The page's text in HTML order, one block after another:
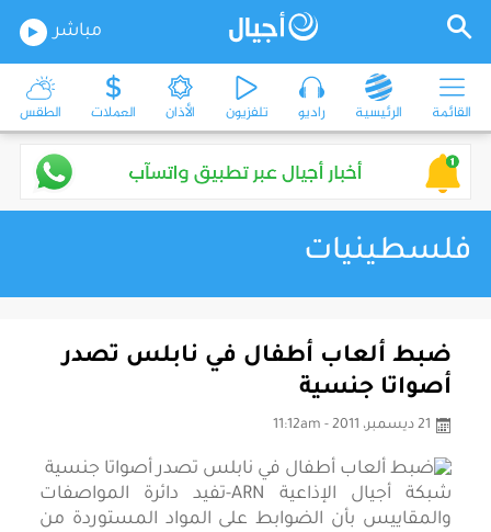
مباشر
القائمة الرئيسية راديو تلفزيون الأذان العملات الطقس
فلسطينيات
ضبط ألعاب أطفال في نابلس تصدر
أصواتا جنسية
21 ديسمبر، 2011 - 11:12am
شبكة أجيال الإذاعية ARN-تفيد دائرة المواصفات
والمقاييس بأن الضوابط على المواد المستوردة من